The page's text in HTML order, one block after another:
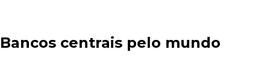
Bancos centrais pelo mundo